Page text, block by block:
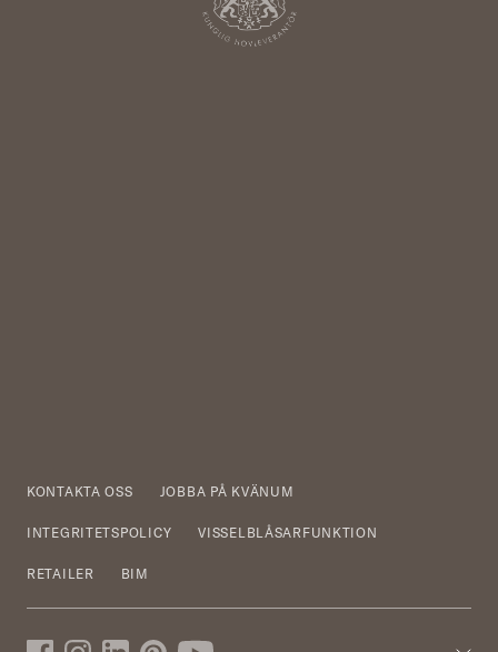
KONTAKTA OSS JOBBA PÅ KVÄNUM
INTEGRITETSPOLICY VISSELBLÅSARFUNKTION
RETAILER BIM